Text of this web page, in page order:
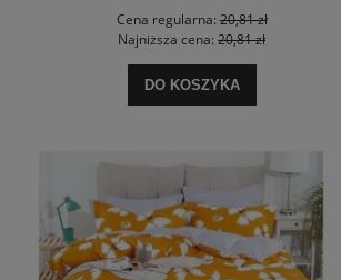
Cena regularna:20,81 zł
Najniższa cena: 20,81 zł
DO KOSZYKA